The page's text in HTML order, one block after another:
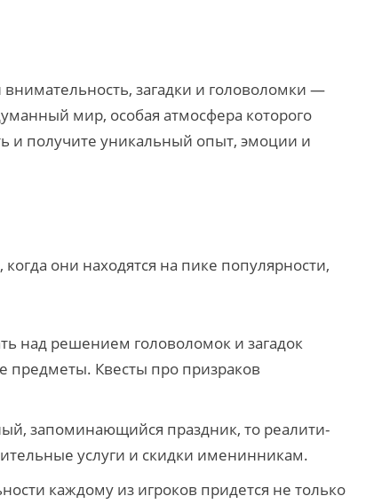
загадки и головоломки —
мир, особая атмосфера которого
и получите уникальный опыт, эмоции и
они находятся на пике популярности,
над решением головоломок и загадок
предметы. Квесты про призраков
запоминающийся праздник, то реалити-
услуги и скидки именинникам.
каждому из игроков придется не только